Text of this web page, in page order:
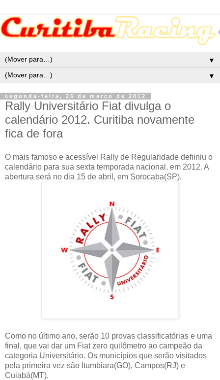
▼
▼
segunda-feira, 26 de março de 2012
Rally Universitário Fiat divulga o
calendário 2012. Curitiba novamente
fica de fora
O mais famoso e acessível Rally de Regularidade defiiniu o
calendário para sua sexta temporada nacional, em 2012. A
abertura será no dia 15 de abril, em Sorocaba(SP).
Como no último ano, serão 10 provas classificatórias e uma
final, que vai dar um Fiat zero quilômetro ao campeão da
categoria Universitário. Os municípios que serão visitados
pela primeira vez são Itumbiara(GO), Campos(RJ) e
Cuiabá(MT).